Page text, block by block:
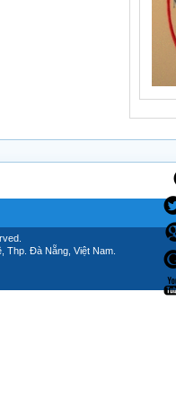
Thp. Đà Nẵng, Việt Nam.